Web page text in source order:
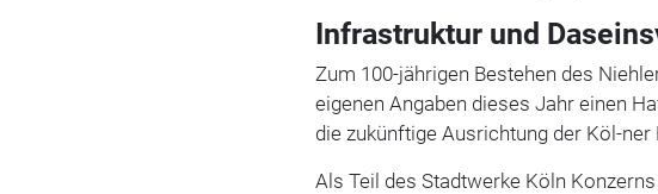
Infrastruktur und
Zum 100-jährigen Bestehen des
eigenen Angaben dieses Jahr einen
die zukünftige Ausrichtung der Köl-ner
Als Teil des Stadtwerke Köln